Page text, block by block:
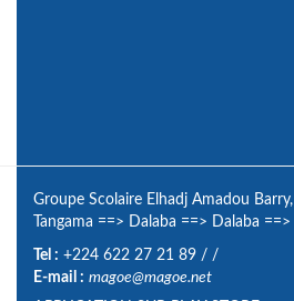
Groupe Scolaire Elhadj Amadou Barry,
Tangama ==> Dalaba ==> Dalaba ==>
Tel : +224 622 27 21 89 / /
E-mail : magoe@magoe.net